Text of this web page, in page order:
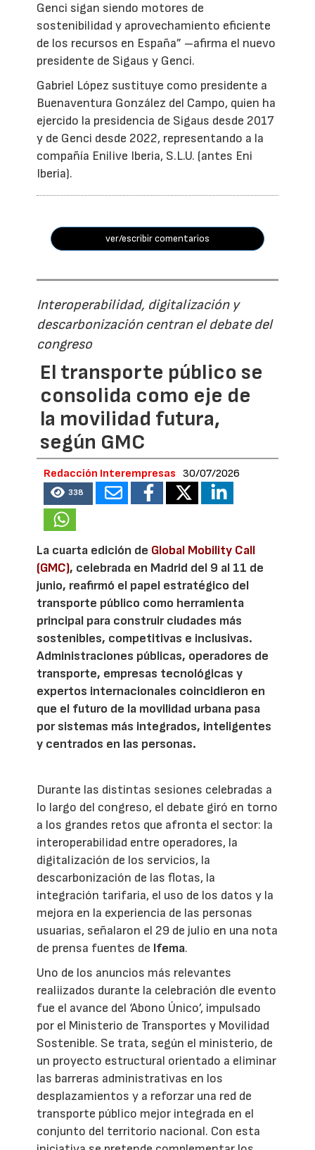
Genci sigan siendo motores de
sostenibilidad y aprovechamiento eficiente
de los recursos en España” –afirma el nuevo
presidente de Sigaus y Genci.
Gabriel López sustituye como presidente a
Buenaventura González del Campo, quien ha
ejercido la presidencia de Sigaus desde 2017
y de Genci desde 2022, representando a la
compañía Enilive Iberia, S.L.U. (antes Eni
Iberia).
ver/escribir comentarios
Interoperabilidad, digitalización y
descarbonización centran el debate del
congreso
El transporte público se
consolida como eje de
la movilidad futura,
según GMC
Redacción Interempresas 30/07/2026
338
La cuarta edición de Global Mobility Call
(GMC), celebrada en Madrid del 9 al 11 de
junio, reafirmó el papel estratégico del
transporte público como herramienta
principal para construir ciudades más
sostenibles, competitivas e inclusivas.
Administraciones públicas, operadores de
transporte, empresas tecnológicas y
expertos internacionales coincidieron en
que el futuro de la movilidad urbana pasa
por sistemas más integrados, inteligentes
y centrados en las personas.
Durante las distintas sesiones celebradas a
lo largo del congreso, el debate giró en torno
a los grandes retos que afronta el sector: la
interoperabilidad entre operadores, la
digitalización de los servicios, la
descarbonización de las flotas, la
integración tarifaria, el uso de los datos y la
mejora en la experiencia de las personas
usuarias, señalaron el 29 de julio en una nota
de prensa fuentes de Ifema.
Uno de los anuncios más relevantes
realiizados durante la celebración dle evento
fue el avance del ‘Abono Único’, impulsado
por el Ministerio de Transportes y Movilidad
Sostenible. Se trata, según el ministerio, de
un proyecto estructural orientado a eliminar
las barreras administrativas en los
desplazamientos y a reforzar una red de
transporte público mejor integrada en el
conjunto del territorio nacional. Con esta